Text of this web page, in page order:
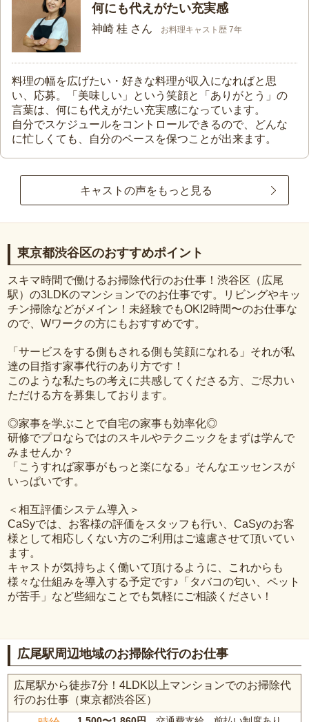
何にも代えがたい充実感
神崎 桂 さん お料理キャスト歴 7年
料理の幅を広げたい・好きな料理が収入になればと思
い、応募。「美味しい」という笑顔と「ありがとう」の
言葉は、何にも代えがたい充実感になっています。
自分でスケジュールをコントロールできるので、どんな
に忙しくても、自分のペースを保つことが出来ます。
キャストの声をもっと見る
東京都渋谷区のおすすめポイント
スキマ時間で働けるお掃除代行のお仕事！渋谷区（広尾
駅）の3LDKのマンションでのお仕事です。リビングやキッ
チン掃除などがメイン！未経験でもOK!2時間〜のお仕事な
ので、Wワークの方にもおすすめです。
「サービスをする側もされる側も笑顔になれる」それが私
達の目指す家事代行のあり方です！
このような私たちの考えに共感してくださる方、ご尽力い
ただける方を募集しております。
◎家事を学ぶことで自宅の家事も効率化◎
研修でプロならではのスキルやテクニックをまずは学んで
みませんか？
「こうすれば家事がもっと楽になる」そんなエッセンスが
いっぱいです。
＜相互評価システム導入＞
CaSyでは、お客様の評価をスタッフも行い、CaSyのお客
様として相応しくない方のご利用はご遠慮させて頂いてい
ます。
キャストが気持ちよく働いて頂けるように、これからも
様々な仕組みを導入する予定です♪「タバコの匂い、ペット
が苦手」など些細なことでも気軽にご相談ください！
広尾駅周辺地域のお掃除代行のお仕事
広尾駅から徒歩7分！4LDK以上マンションでのお掃除代
行のお仕事（東京都渋谷区）